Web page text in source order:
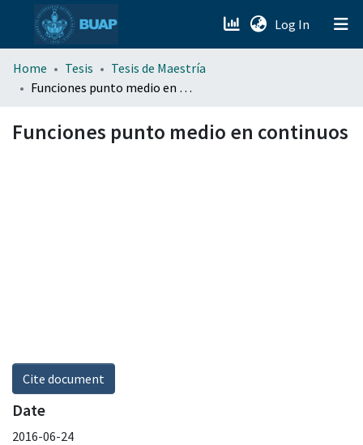
Log In (current)
menu.section.about_menu
Home Tesis
Tesis de Maestría
Funciones punto medio en continuos
Funciones punto medio en continuos
Cite document
Date
2016-06-24